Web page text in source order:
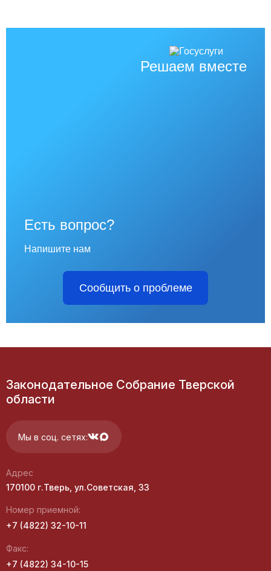
Решаем вместе
Есть вопрос?
Напишите нам
Сообщить о проблеме
Законодательное Собрание Тверской
области
Мы в соц. сетях:
Адрес
170100 г.Тверь, ул.Советская, 33
Номер приемной:
+7 (4822) 32-10-11
Факс:
+7 (4822) 34-10-15